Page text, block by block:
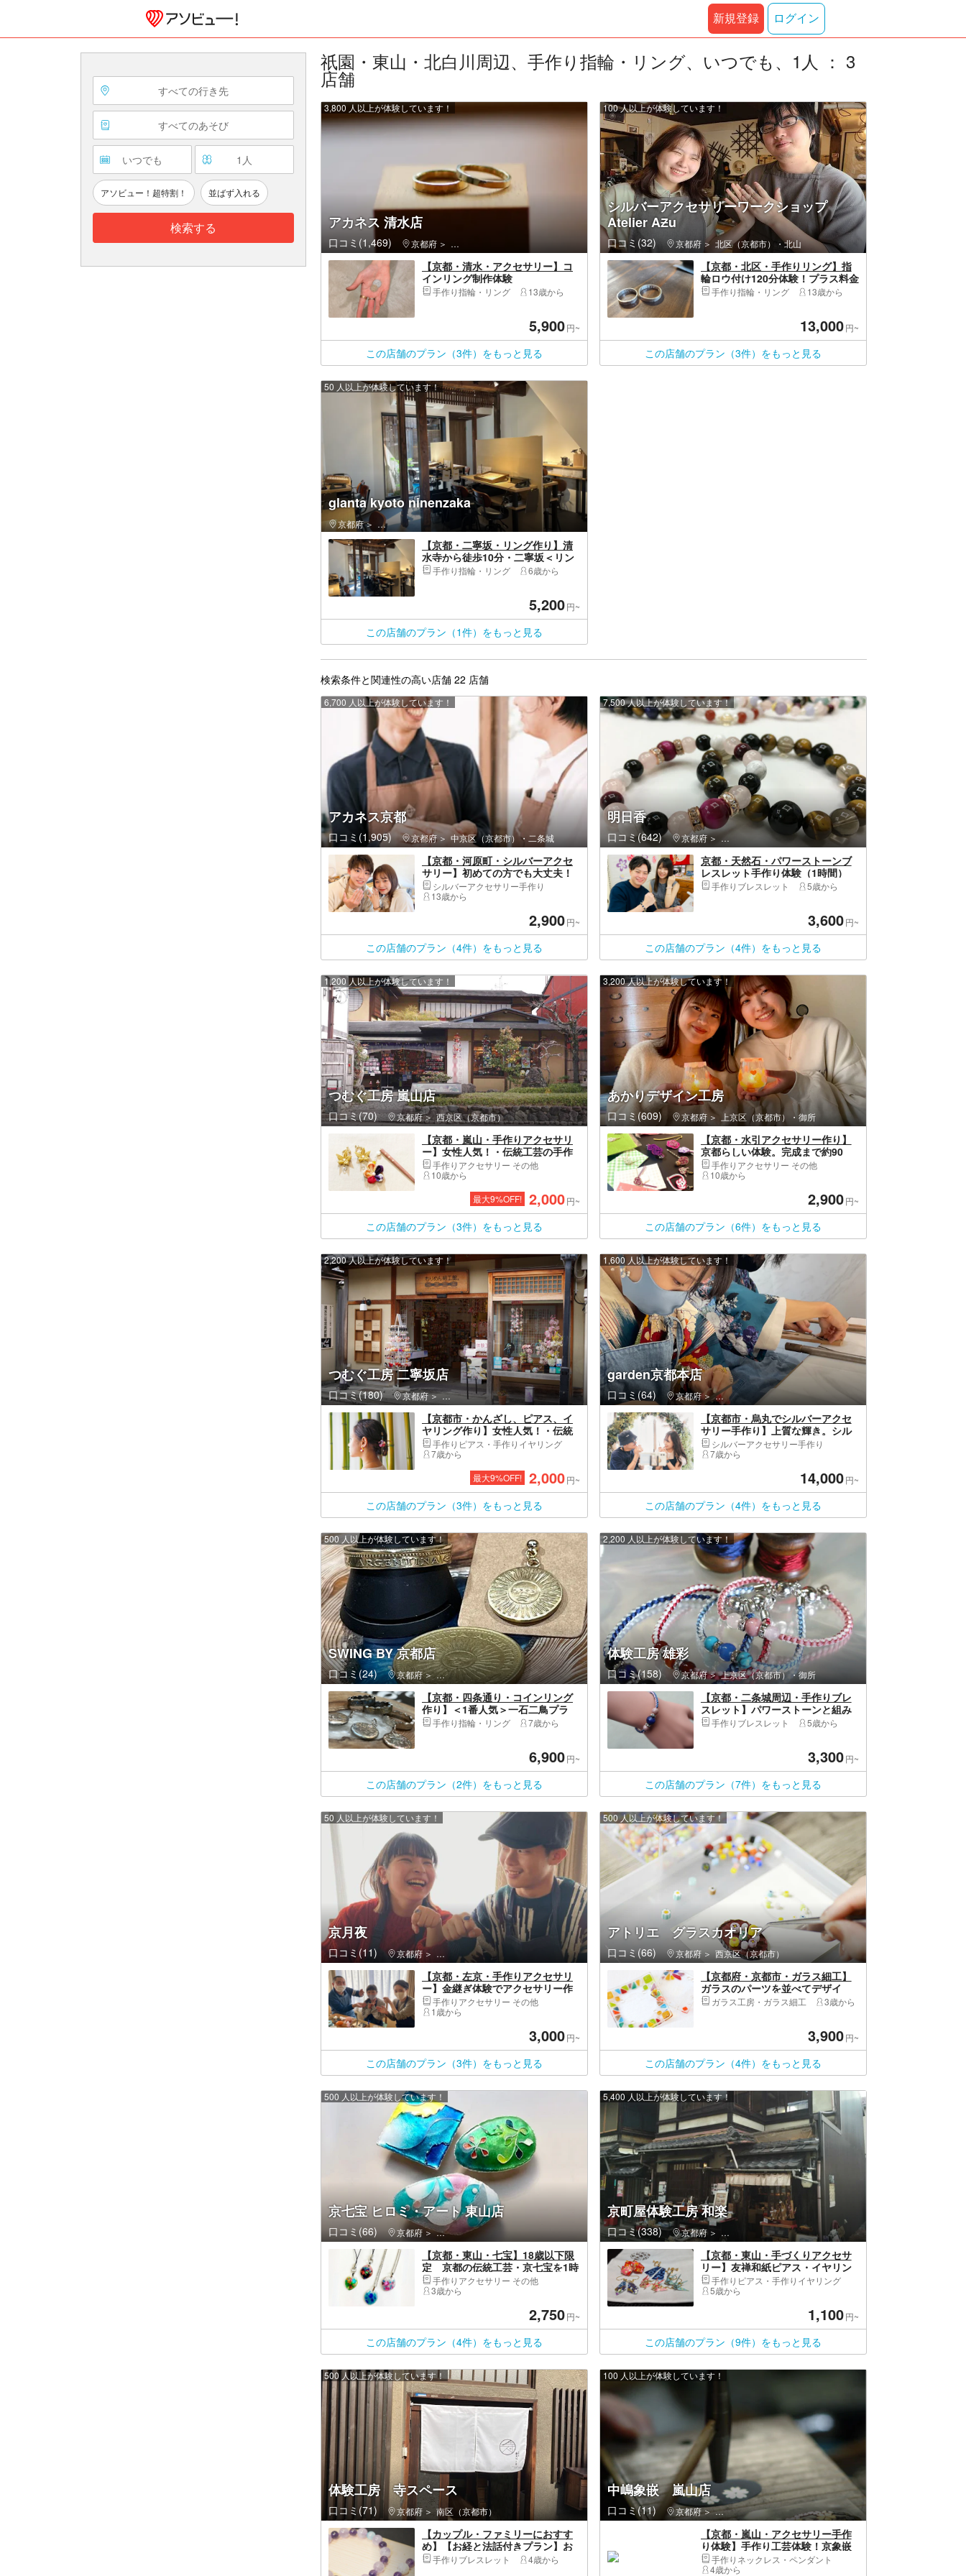
新規登録 ログイン
すべての行き先
すべてのあそび
いつでも 1 人
アソビュー！超特割！ 並ばず入れる
検索する
祇園・東山・北白川周辺、手作り指輪・リング、いつでも、1人 ： 3
店舗
アカネス 清水店
口コミ(1,469) 京都府 東山区（京都市）・祇園・嵯峨野
3,800 人以上が体験しています！
【京都・清水・アクセサリー】コ
インリング制作体験
手作り指輪・リング 13歳から
5,900円~
この店舗のプラン（3件）をもっと見る
シルバーアクセサリーワークショップ
Atelier AƵu
口コミ(32) 京都府 北区（京都市）・北山
100 人以上が体験しています！
【京都・北区・手作りリング】指
輪ロウ付け120分体験！プラス料金
で刻印も可能！初心者、ファミリ
手作り指輪・リング 13歳から
13,000円~
この店舗のプラン（3件）をもっと見る
glanta kyoto ninenzaka
京都府 東山区（京都市）・祇園・嵯峨野
50 人以上が体験しています！
【京都・二寧坂・リング作り】清
水寺から徒歩10分・二寧坂＜リン
グ内側の刻印無料＞カップル・お
手作り指輪・リング 6歳から
5,200円~
この店舗のプラン（1件）をもっと見る
検索条件と関連性の高い店舗 22 店舗
アカネス京都
口コミ(1,905) 京都府 中京区（京都市）・二条城
6,700 人以上が体験しています！
【京都・河原町・シルバーアクセ
サリー】初めての方でも大丈夫！
本格的なシルバーリングつくり
シルバーアクセサリー手作り
13歳から
2,900円~
この店舗のプラン（4件）をもっと見る
明日香
口コミ(642) 京都府 下京区（京都市）・京都駅・河原町
7,500 人以上が体験しています！
京都・天然石・パワーストーンブ
レスレット手作り体験（1時間）
手作りブレスレット 5歳から
3,600円~
この店舗のプラン（4件）をもっと見る
つむぐ工房 嵐山店
口コミ(70) 京都府 西京区（京都市）
1,200 人以上が体験しています！
【京都・嵐山・手作りアクセサリ
ー】女性人気！・伝統工芸の手作
りアクセサリー体験・60分
手作りアクセサリー その他
10歳から
最大9%OFF! 2,000円~
この店舗のプラン（3件）をもっと見る
あかりデザイン工房
口コミ(609) 京都府 上京区（京都市）・御所
3,200 人以上が体験しています！
【京都・水引アクセサリー作り】
京都らしい体験。完成まで約90
分！お気に入りの服や着物、浴衣
ともコーディネート・女性同士・
め！過ごしやすい室内で快適に！
手作りアクセサリー その他
10歳から
2,900円~
この店舗のプラン（6件）をもっと見る
つむぐ工房 二寧坂店
口コミ(180) 京都府 東山区（京都市）・祇園・嵯峨野
2,200 人以上が体験しています！
【京都市・かんざし、ピアス、イ
ヤリング作り】女性人気！・伝統
工芸の手作りアクセサリー体験・
45分
手作りピアス・手作りイヤリング
7歳から
最大9%OFF! 2,000円~
この店舗のプラン（3件）をもっと見る
garden京都本店
口コミ(64) 京都府 下京区（京都市）・京都駅・河原町
1,600 人以上が体験しています！
【京都市・烏丸でシルバーアクセ
サリー手作り】上質な輝き。シル
バーバングル 1個
シルバーアクセサリー手作り
7歳から
14,000円~
この店舗のプラン（4件）をもっと見る
SWING BY 京都店
口コミ(24) 京都府 下京区（京都市）・京都駅・河原町
500 人以上が体験しています！
【京都・四条通り・コインリング
作り】＜1番人気＞一石二鳥プラ
ン！一枚のコインからリングと端
手作り指輪・リング 7歳から
6,900円~
この店舗のプラン（2件）をもっと見る
体験工房 雄彩
口コミ(158) 京都府 上京区（京都市）・御所
2,200 人以上が体験しています！
【京都・二条城周辺・手作りブレ
スレット】パワーストーンと組み
ひものブレスレット作り
手作りブレスレット 5歳から
3,300円~
この店舗のプラン（7件）をもっと見る
京月夜
口コミ(11) 京都府 右京区（京都市）・嵐山・高雄
50 人以上が体験しています！
【京都・左京・手作りアクセサリ
ー】金継ぎ体験でアクセサリー作
り。お手軽コース
手作りアクセサリー その他
1歳から
3,000円~
この店舗のプラン（3件）をもっと見る
アトリエ グラスカオリア
口コミ(66) 京都府 西京区（京都市）
500 人以上が体験しています！
【京都府・京都市・ガラス細工】
ガラスのパーツを並べてデザイ
ン！お皿作り
ガラス工房・ガラス細工 3歳から
3,900円~
この店舗のプラン（4件）をもっと見る
京七宝 ヒロミ・アート 東山店
口コミ(66) 京都府 東山区（京都市）・祇園・嵯峨野
500 人以上が体験しています！
【京都・東山・七宝】18歳以下限
定 京都の伝統工芸・京七宝を1時
間で気軽に体験！アクセサリー1点
手作りアクセサリー その他
3歳から
2,750円~
この店舗のプラン（4件）をもっと見る
京町屋体験工房 和楽
口コミ(338) 京都府 東山区（京都市）・祇園・嵯峨野
5,400 人以上が体験しています！
【京都・東山・手づくりアクセサ
リー】友禅和紙ピアス・イヤリン
グコース！京都のおみやげをつく
ろう（選べる10種類）
手作りピアス・手作りイヤリング
5歳から
1,100円~
この店舗のプラン（9件）をもっと見る
体験工房 寺スペース
口コミ(71) 京都府 南区（京都市）
500 人以上が体験しています！
【カップル・ファミリーにおすす
め】【お経と法話付きプラン】お
坊さんと腕輪念珠作り体験
手作りブレスレット 4歳から
中嶋象嵌 嵐山店
口コミ(11) 京都府 右京区（京都市）・嵐山・高雄
100 人以上が体験しています！
【京都・嵐山・アクセサリー手作
り体験】手作り工芸体験！京象嵌
のストラップorペンダントを作ろ
う
手作りネックレス・ペンダント
4歳から